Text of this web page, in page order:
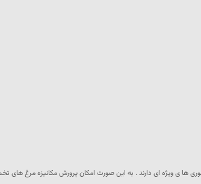
ویژه ای دارند . به این صورت امکان پرورش مکانیزه مرغ های تخم